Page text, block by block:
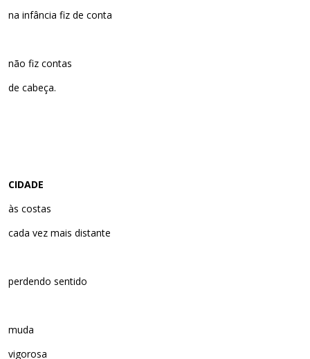
na infância fiz de conta
não fiz contas
de cabeça.
CIDADE
às costas
cada vez mais distante
perdendo sentido
muda
vigorosa